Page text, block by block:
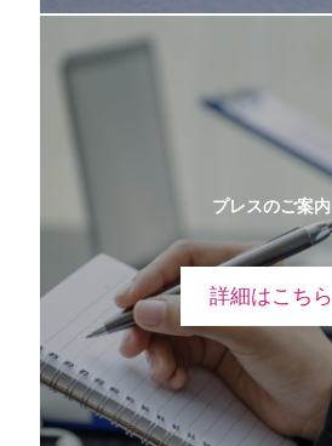
プレスのご案内
詳細はこちら